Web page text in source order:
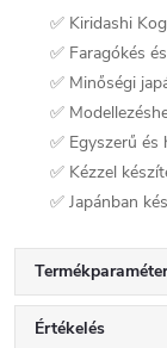
✅ Kiridashi
✅ Faragókés
✅ Minőségi
✅
✅ Egyszerű és
✅ Kézzel
✅ Japánban
Értékelés